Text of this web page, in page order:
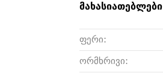
მახასიათებლები
ფერი:
ორმხრივი: